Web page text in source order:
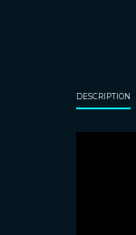
DESCRIPTION